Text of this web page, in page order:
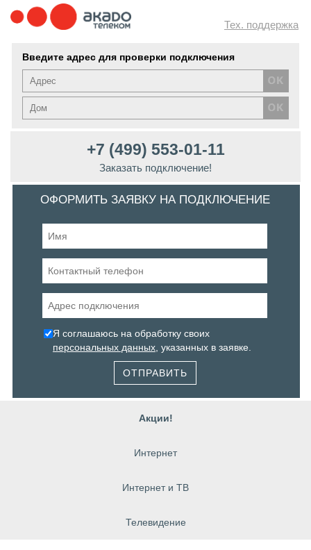
Тех. поддержка
Введите адрес для проверки подключения
+7 (499) 553-01-11
Заказать подключение!
ОФОРМИТЬ ЗАЯВКУ НА ПОДКЛЮЧЕНИЕ
Я соглашаюсь на обработку своих
персональных данных , указанных в заявке.
ОТПРАВИТЬ
Акции!
Интернет
Интернет и ТВ
Телевидение